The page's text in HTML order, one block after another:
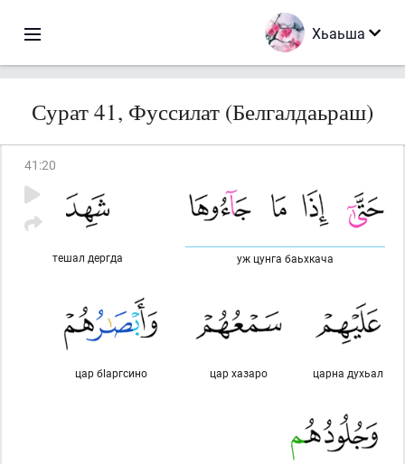
Хьаьша
Сурат 41, Фуссилат (Белгалдаьраш)
41 :20
уж цунга баьхкача
тешал дергда
царна духьал
цар хазаро
цар бlаргсино